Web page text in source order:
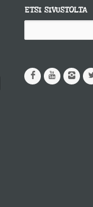
ETSI SIVUSTOLTA